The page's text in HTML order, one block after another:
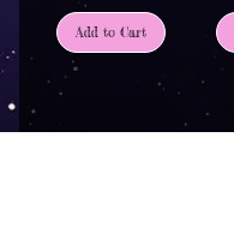
Add to Cart